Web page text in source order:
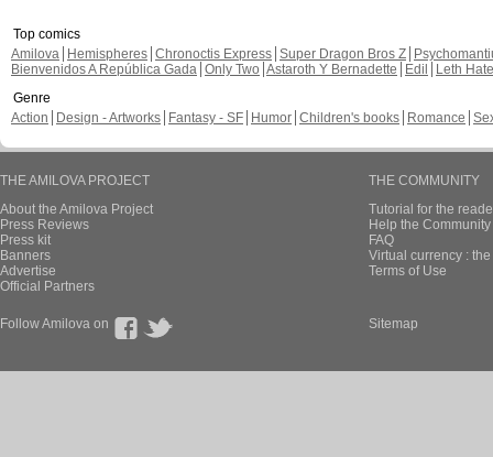
Top comics
Amilova
Hemispheres Chronoctis Express Super Dragon Bros Z
Bienvenidos A República Gada Only Two Astaroth Y Bernadette Edil
Leth Hate
Genre
Action
Design - Artworks Fantasy - SF Humor Children's books Romance
THE AMILOVA PROJECT
About the Amilova Project
Press Reviews
Press kit
Banners
Advertise
Official Partners
THE COMMUNITY
Tutorial for the
Help the
FAQ
Virtual currency :
Terms of Use
Follow Amilova on Sitemap